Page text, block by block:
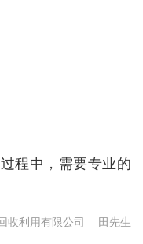
程中，需要专业的
收利用有限公司 田先生